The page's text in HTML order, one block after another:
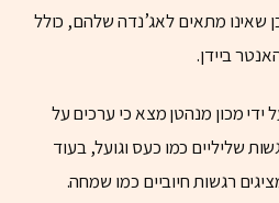
שאינו מתאים לאג’נדה שלהם, כולל
ביידן.
מכון מנהטן מצא כי ערכים על
שליליים כמו כעס וגועל, בעוד
רגשות חיוביים כמו שמחה.